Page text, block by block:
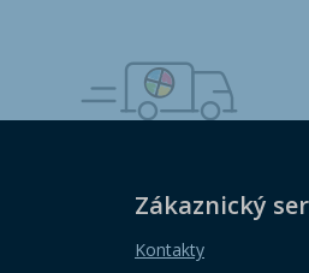
Zákaznický
Kontakty